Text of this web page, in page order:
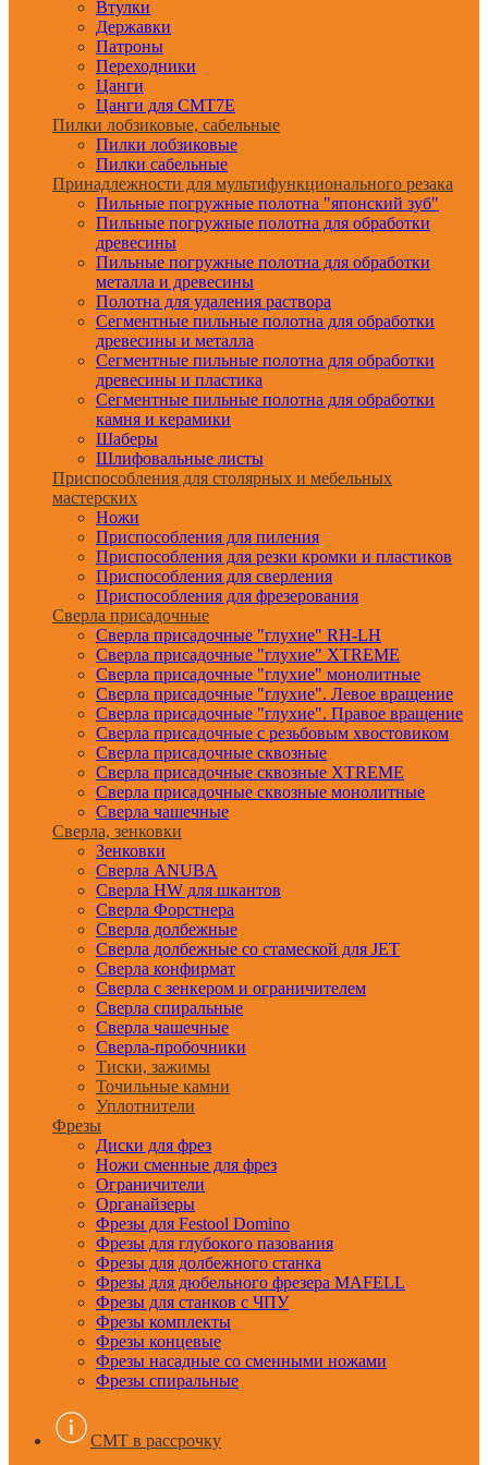
Втулки
Державки
Патроны
Переходники
Цанги
Цанги для CMT7E
Пилки лобзиковые, сабельные
Пилки лобзиковые
Пилки сабельные
Принадлежности для мультифункционального резака
Пильные погружные полотна "японский зуб"
Пильные погружные полотна для обработки
древесины
Пильные погружные полотна для обработки
металла и древесины
Полотна для удаления раствора
Сегментные пильные полотна для обработки
древесины и металла
Сегментные пильные полотна для обработки
древесины и пластика
Сегментные пильные полотна для обработки
камня и керамики
Шаберы
Шлифовальные листы
Приспособления для столярных и мебельных
мастерских
Ножи
Приспособления для пиления
Приспособления для резки кромки и пластиков
Приспособления для сверления
Приспособления для фрезерования
Сверла присадочные
Сверла присадочные "глухие" RH-LH
Сверла присадочные "глухие" XTREME
Сверла присадочные "глухие" монолитные
Сверла присадочные "глухие". Левое вращение
Сверла присадочные "глухие". Правое вращение
Сверла присадочные с резьбовым хвостовиком
Сверла присадочные сквозные
Сверла присадочные сквозные XTREME
Сверла присадочные сквозные монолитные
Сверла чашечные
Сверла, зенковки
Зенковки
Сверла ANUBA
Сверла HW для шкантов
Сверла Форстнера
Сверла долбежные
Сверла долбежные со стамеской для JET
Сверла конфирмат
Сверла с зенкером и ограничителем
Сверла спиральные
Сверла чашечные
Сверла-пробочники
Тиски, зажимы
Точильные камни
Уплотнители
Фрезы
Диски для фрез
Ножи сменные для фрез
Ограничители
Органайзеры
Фрезы для Festool Domino
Фрезы для глубокого пазования
Фрезы для долбежного станка
Фрезы для дюбельного фрезера MAFELL
Фрезы для станков с ЧПУ
Фрезы комплекты
Фрезы концевые
Фрезы насадные со сменными ножами
Фрезы спиральные
CMT в рассрочку